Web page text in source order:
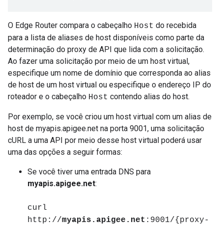
O Edge Router compara o cabeçalho Host do recebida
para a lista de aliases de host disponíveis como parte da
determinação do proxy de API que lida com a solicitação.
Ao fazer uma solicitação por meio de um host virtual,
especifique um nome de domínio que corresponda ao alias
de host de um host virtual ou especifique o endereço IP do
roteador e o cabeçalho Host contendo alias do host.
Por exemplo, se você criou um host virtual com um alias de
host de myapis.apigee.net na porta 9001, uma solicitação
cURL a uma API por meio desse host virtual poderá usar
uma das opções a seguir formas:
Se você tiver uma entrada DNS para
myapis.apigee.net:
curl
http://myapis.apigee.net :9001/{proxy-